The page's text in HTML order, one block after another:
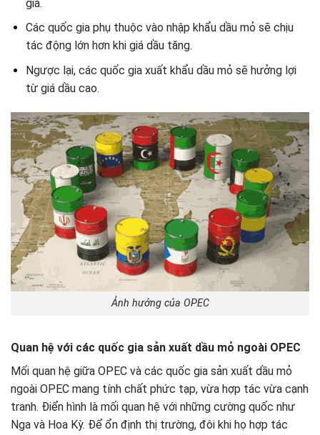
gia.
Các quốc gia phụ thuộc vào nhập khẩu dầu mỏ sẽ chịu
tác động lớn hơn khi giá dầu tăng.
Ngược lại, các quốc gia xuất khẩu dầu mỏ sẽ hưởng lợi
từ giá dầu cao.
Ảnh hưởng của OPEC
Quan hệ với các quốc gia sản xuất dầu mỏ ngoài OPEC
Mối quan hệ giữa OPEC và các quốc gia sản xuất dầu mỏ
ngoài OPEC mang tính chất phức tạp, vừa hợp tác vừa cạnh
tranh. Điển hình là mối quan hệ với những cường quốc như
Nga và Hoa Kỳ. Để ổn định thị trường, đôi khi họ hợp tác